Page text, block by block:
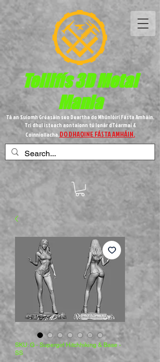
Teilifís 3D Metal
Mania
Tá an Suíomh Gréasáin seo Deartha do Mhúnlóirí Fásta Amháin.
Trí dhul isteach aontaíonn tú lenár dTéarmaí &
Coinníollacha.DO DHAOINE FÁSTA AMHÁIN.
SKU: G - Supergirl Hitchhiking & Base -
SS